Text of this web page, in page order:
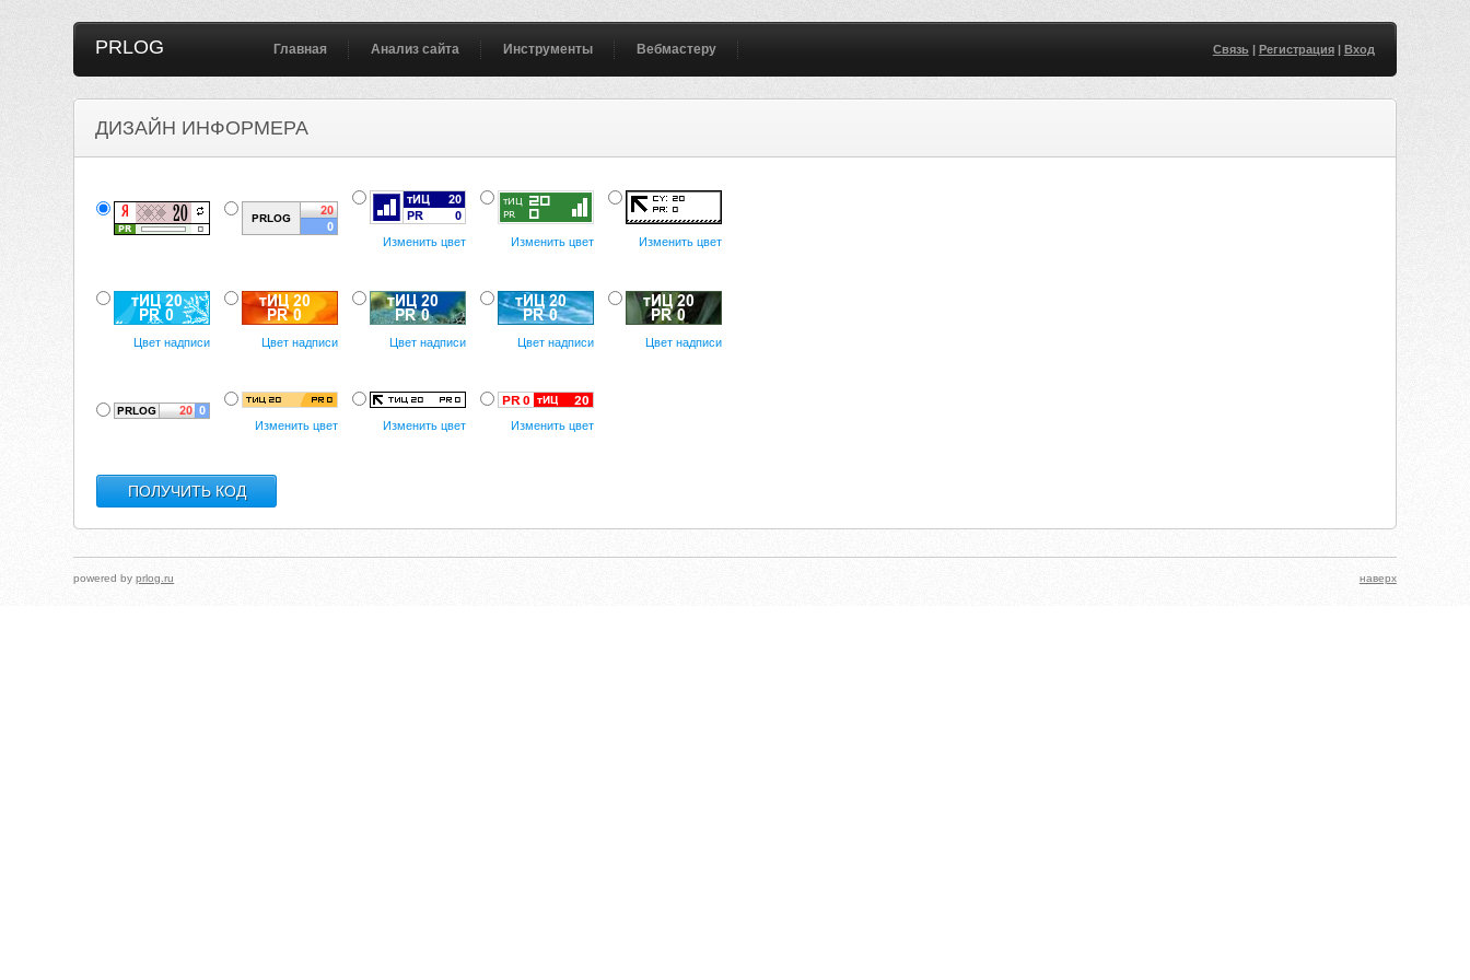
PRLOG Главная Анализ сайта Инструменты Вебмастеру Связь| Регистрация| Вход
ДИЗАЙН ИНФОРМЕРА
Изменить цвет Изменить цвет Изменить цвет
Цвет надписи Цвет надписи Цвет надписи Цвет надписи Цвет надписи
Изменить цвет Изменить цвет Изменить цвет
powered byprlog.ru наверх